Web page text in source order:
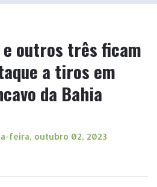
outros três ficam
a tiros em
da Bahia
feira, outubro 02, 2023